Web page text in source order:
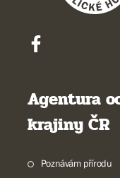
Agentura
krajiny ČR
Poznávám přírodu